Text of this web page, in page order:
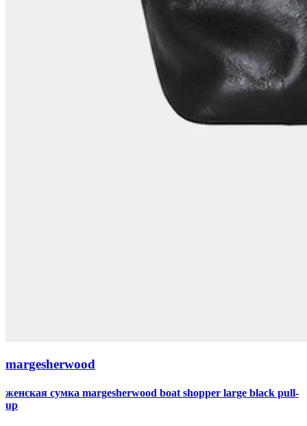
margesherwood
женская сумка margesherwood boat shopper large black pull-
up